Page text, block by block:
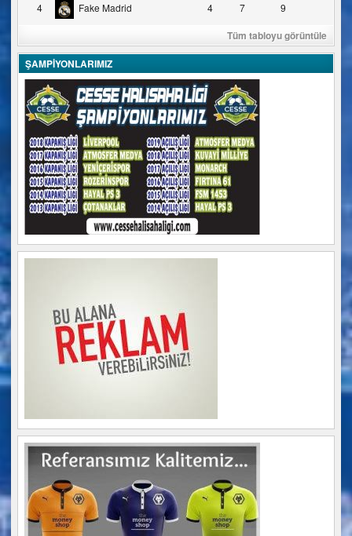
4 Fake Madrid 4 7 9
Tüm tabloyu görüntüle
ŞAMPİYONLARIMIZ